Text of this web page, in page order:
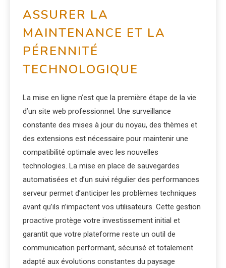
ASSURER LA
MAINTENANCE ET LA
PÉRENNITÉ
TECHNOLOGIQUE
La mise en ligne n’est que la première étape de la vie
d’un site web professionnel. Une surveillance
constante des mises à jour du noyau, des thèmes et
des extensions est nécessaire pour maintenir une
compatibilité optimale avec les nouvelles
technologies. La mise en place de sauvegardes
automatisées et d’un suivi régulier des performances
serveur permet d’anticiper les problèmes techniques
avant qu’ils n’impactent vos utilisateurs. Cette gestion
proactive protège votre investissement initial et
garantit que votre plateforme reste un outil de
communication performant, sécurisé et totalement
adapté aux évolutions constantes du paysage